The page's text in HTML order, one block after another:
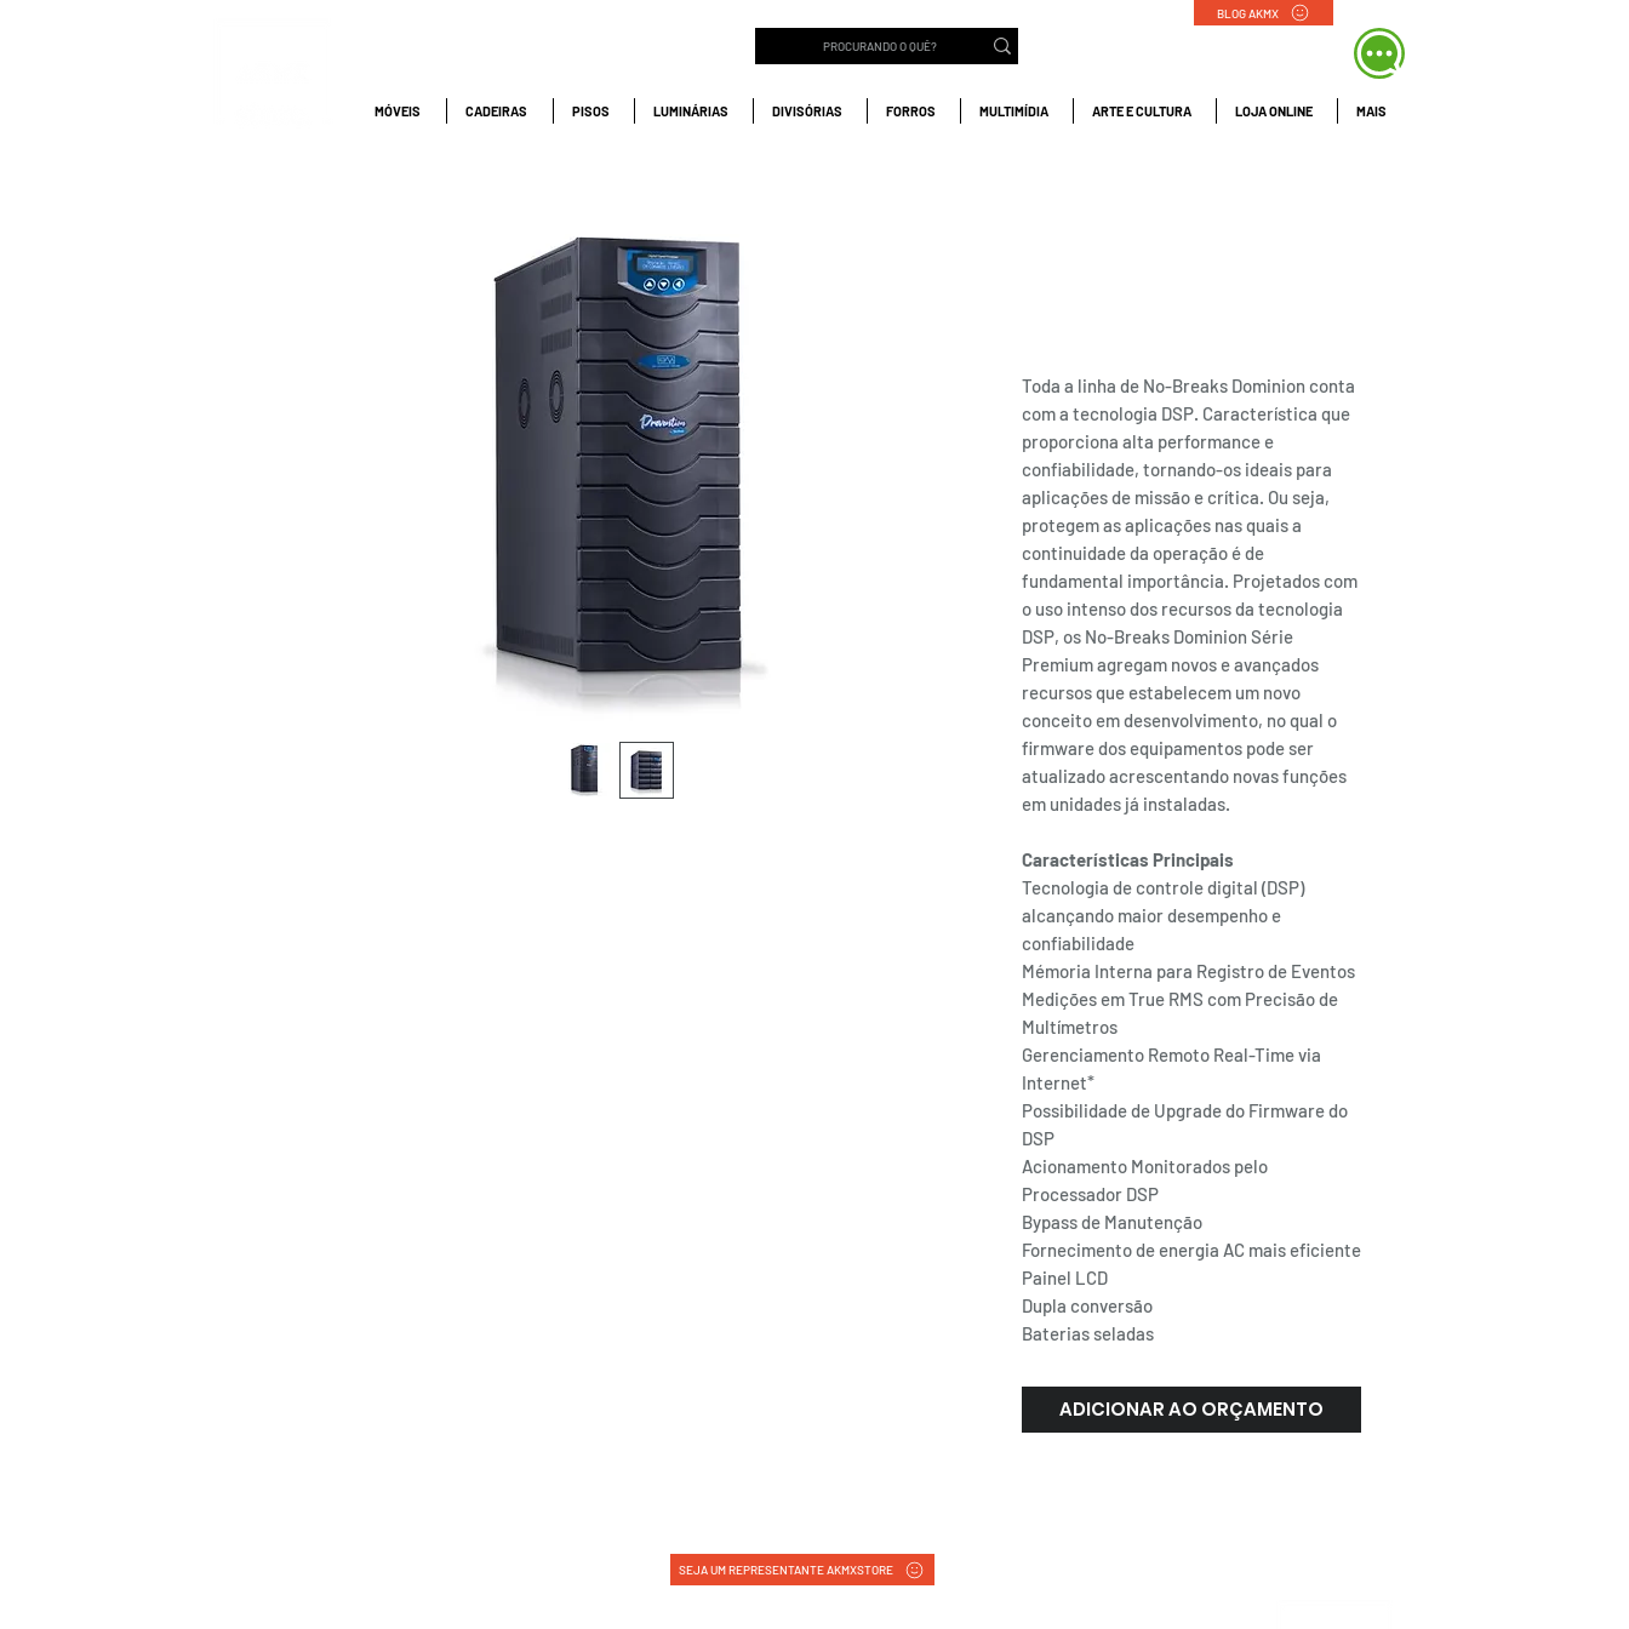
BLOG AKMX
MÓVEIS CADEIRAS PISOS LUMINÁRIAS DIVISÓRIAS FORROS MULTIMÍDIA ARTE E CULTURA LOJA ONLINE MAIS
Toda a linha de No-Breaks Dominion conta
com a tecnologia DSP. Característica que
proporciona alta performance e
confiabilidade, tornando-os ideais para
aplicações de missão e crítica. Ou seja,
protegem as aplicações nas quais a
continuidade da operação é de
fundamental importância. Projetados com
o uso intenso dos recursos da tecnologia
DSP, os No-Breaks Dominion Série
Premium agregam novos e avançados
recursos que estabelecem um novo
conceito em desenvolvimento, no qual o
firmware dos equipamentos pode ser
atualizado acrescentando novas funções
em unidades já instaladas.
Características Principais
Tecnologia de controle digital (DSP)
alcançando maior desempenho e
confiabilidade
Mémoria Interna para Registro de Eventos
Medições em True RMS com Precisão de
Multímetros
Gerenciamento Remoto Real-Time via
Internet*
Possibilidade de Upgrade do Firmware do
DSP
Acionamento Monitorados pelo
Processador DSP
Bypass de Manutenção
Fornecimento de energia AC mais eficiente
Painel LCD
Dupla conversão
Baterias seladas
ADICIONAR AO ORÇAMENTO
SEJA UM REPRESENTANTE AKMXSTORE